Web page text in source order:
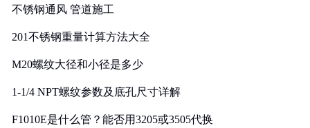
不锈钢通风 管道施工
201不锈钢重量计算方法大全
M20螺纹大径和小径是多少
1-1/4 NPT螺纹参数及底孔尺寸详解
F1010E是什么管？能否用3205或3505代换